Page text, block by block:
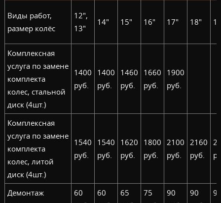
Виды работ,
размер колёс
12",
13"
14" 15" 16" 17" 18"
Комплексная
услуга по замене
комплекта
колес, стальной
диск (4шт.)
1400
руб.
1400
руб.
1460
руб.
1660
руб.
1900
руб.
Комплексная
услуга по замене
комплекта
колес, литой
диск (4шт.)
1540
руб.
1540
руб.
1620
руб.
1800
руб.
2100
руб.
2160
руб.
Демонтаж
60
60
65
75
90
90